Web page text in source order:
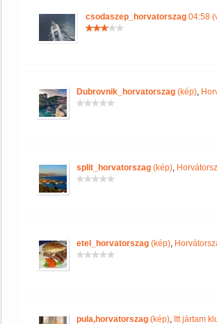
csodaszep_horvatorszag 04:58
Dubrovnik_horvatorszag (kép),
split_horvatorszag (kép),
etel_horvatorszag (kép),
pula,horvatorszag (kép), Itt jártam